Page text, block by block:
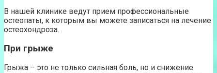
В нашей клинике ведут прием профессиональные
остеопаты, к которым вы можете записаться на лечение
остеохондроза.
При грыже
Грыжа – это не только сильная боль, но и снижение